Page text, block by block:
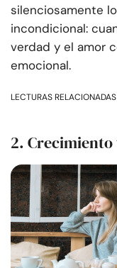
silenciosamente
incondicional:
verdad y el amor
emocional.
LECTURAS
2.